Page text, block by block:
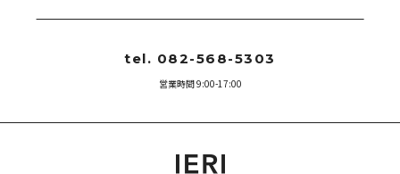
tel. 082-568-5303
営業時間 9:00-17:00